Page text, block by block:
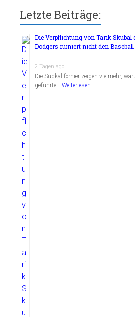
Letzte Beiträge:
Die Verpflichtung von Tarik Skubal
Dodgers ruiniert nicht den Baseball
2 Tagen ago
Die Südkalifornier zeigen vielmehr,
geführte …Weiterlesen...